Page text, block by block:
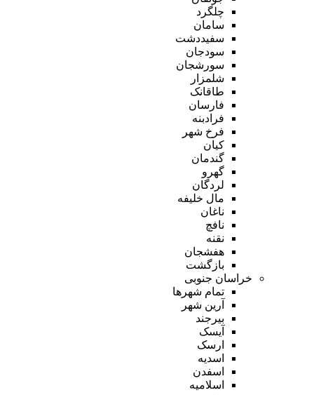
چلگرد
سامان
سفیددشت
سودجان
سورشجان
شلمزار
طاقانک
فارسان
فرادبنه
فرخ شهر
کیان
گندمان
گهرو
لردگان
مال خلیفه
ناغان
نافچ
نقنه
هفشجان
بازگشت
خراسان جنوبی
تمام شهر‌ها
آرین شهر
بیرجند
آیسک
ارسک
اسدیه
اسفدن
اسلامیه